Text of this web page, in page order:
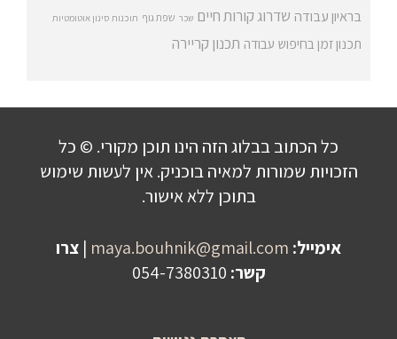
בראיון עבודה שדרוג קורות חיים שכר שפת גוף תוכנות סינון אוטומטיות
תכנון זמן בחיפוש עבודה תכנון קריירה
כל הכתוב בבלוג הזה הינו תוכן מקורי. © כל
הזכויות שמורות למאיה בוכניק. אין לעשות שימוש
בתוכן ללא אישור.
אימייל: maya.bouhnik@gmail.com
| צרו
קשר: